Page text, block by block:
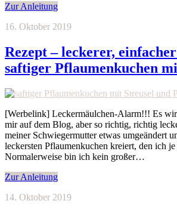
Zur Anleitung
16. Oktober 2019
Rezept – leckerer,
saftiger Pflaumenkuchen
[Werbelink] Leckermäulchen-Alarm!!! Es
mir auf dem Blog, aber so richtig, richtig
meiner Schwiegermutter etwas umgeändert
leckersten Pflaumenkuchen kreiert, den ich je
Normalerweise bin ich kein großer…
Zur Anleitung
14. Oktober 2019